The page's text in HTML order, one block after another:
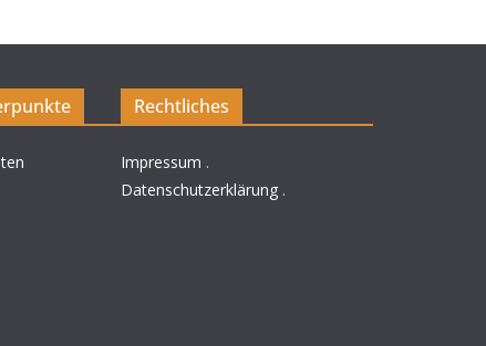
Rechtliches
Impressum .
Datenschutzerklärung .